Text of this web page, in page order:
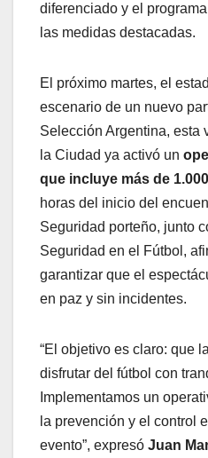
diferenciado y el
las medidas destacadas.
El próximo martes, el
escenario de un nuevo
Selección Argentina, esta
la Ciudad ya activó un
que incluye más de
horas del inicio del
Seguridad porteño, junto
Seguridad en el Fútbol,
garantizar que el
en paz y sin incidentes.
“El objetivo es claro: que
disfrutar del fútbol con
Implementamos un
la prevención y el control
evento”, expresó Juan